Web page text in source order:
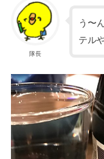
隊長
う〜
テル